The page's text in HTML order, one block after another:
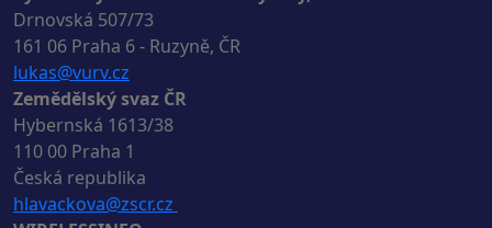
Drnovská 507/73
161 06 Praha 6 - Ruzyně, ČR
lukas@vurv.cz
Zemědělský svaz ČR
Hybernská 1613/38
110 00 Praha 1
Česká republika
hlavackova@zscr.cz